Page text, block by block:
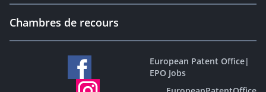
Chambres de recours
European Patent Office|
EPO Jobs